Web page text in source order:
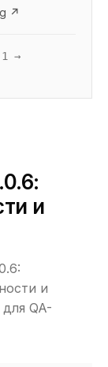
↗
→
и
и
QA-